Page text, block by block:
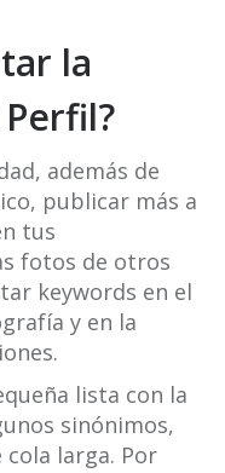
la
además de
publicar más a
tus
fotos de otros
keywords en el
y en la
lista con la
sinónimos,
cola larga. Por